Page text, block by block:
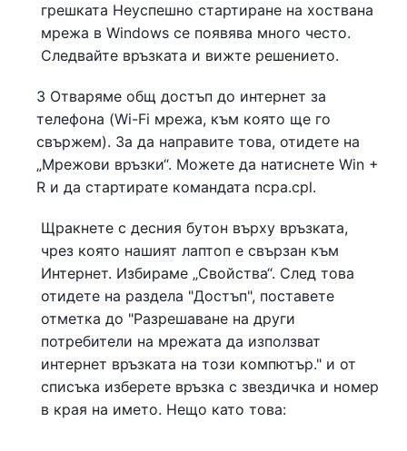
грешката Неуспешно стартиране на хоствана
мрежа в Windows се появява много често.
Следвайте връзката и вижте решението.
3 Отваряме общ достъп до интернет за
телефона (Wi-Fi мрежа, към която ще го
свържем). За да направите това, отидете на
„Мрежови връзки“. Можете да натиснете Win +
R и да стартирате командата ncpa.cpl.
Щракнете с десния бутон върху връзката,
чрез която нашият лаптоп е свързан към
Интернет. Избираме „Свойства“. След това
отидете на раздела "Достъп", поставете
отметка до "Разрешаване на други
потребители на мрежата да използват
интернет връзката на този компютър." и от
списъка изберете връзка с звездичка и номер
в края на името. Нещо като това: